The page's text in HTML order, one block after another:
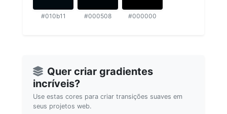
#010b11 #000508 #000000
Quer criar gradientes
incríveis?
Use estas cores para criar transições suaves em
seus projetos web.